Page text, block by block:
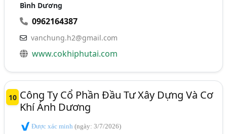
Bình Dương
0962164387
vanchung.h2@gmail.com
www.cokhiphutai.com
10 Công Ty Cổ Phần Đầu Tư Xây Dựng Và Cơ
Khí Ánh Dương
Được xác minh(ngày: 3/7/2026)